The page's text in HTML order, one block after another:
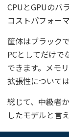
CPUとGPUのバ
コストパフォー
筐体はブラック
PCとしてだけで
できます。メモ
拡張性について
総じて、中級者
したモデルと言え